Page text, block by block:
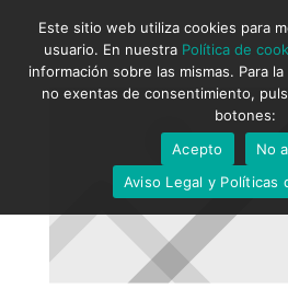
Este sitio web utiliza cookies para
usuario. En nuestra Política de
información sobre las mismas. Para
no exentas de consentimiento,
botones:
Acepto
No
Aviso Legal y Políticas